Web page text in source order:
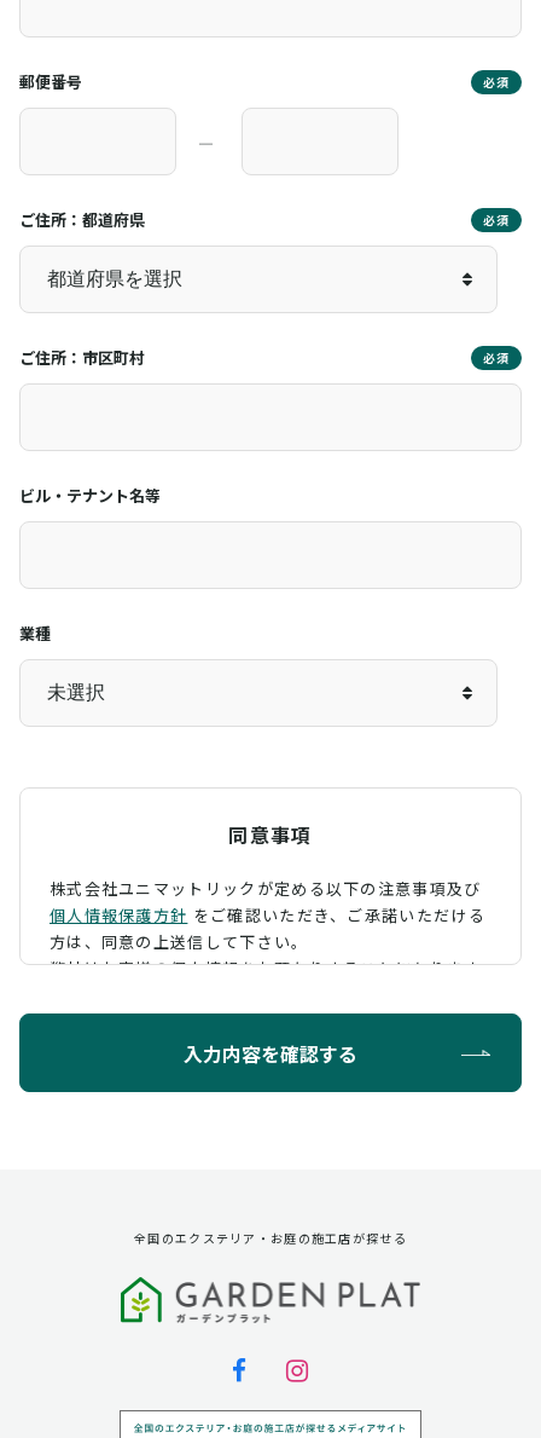
郵便番号 必須
―
ご住所：都道府県 必須
ご住所：市区町村 必須
ビル・テナント名等
業種
同意事項
株式会社ユニマットリックが定める以下の注意事項及び
個人情報保護方針 をご確認いただき、 ご承諾いただける
方は、同意の上送信して下さい。
弊社はお客様の個人情報をお預かりすることになります
ように定め、保護に努めております。
第三者への提供
弊社は法律で定められている場合を除いて、お客様の個
個人情報の取扱い業務の委託
入力内容を確認する
全国のエクステリア・お庭の施工店が探せる